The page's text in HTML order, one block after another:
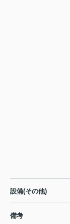
設備(その他)
備考